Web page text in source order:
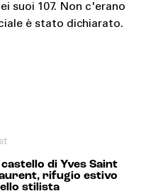
suoi 107. Non c'erano
è stato dichiarato.
castello di Yves Saint
rifugio estivo
stilista